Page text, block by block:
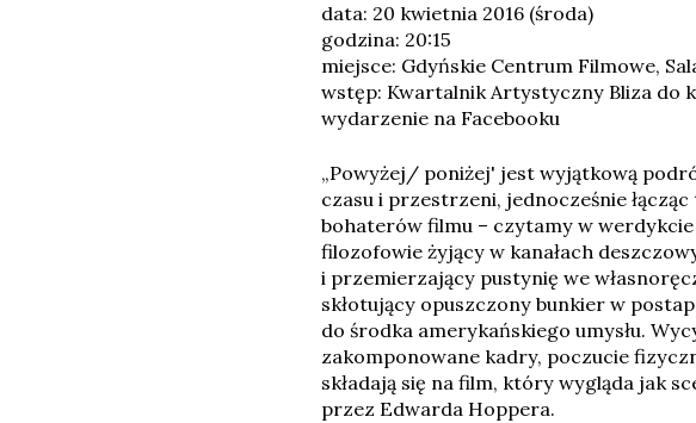
data: 20 kwietnia 2016 (środa)
godzina: 20:15
miejsce: Gdyńskie Centrum Filmowe,
wstęp: Kwartalnik Artystyczny Bliza do
wydarzenie na Facebooku
„Powyżej/ poniżej' jest wyjątkową
czasu i przestrzeni, jednocześnie
bohaterów filmu – czytamy w
filozofowie żyjący w kanałach
i przemierzający pustynię we
skłotujący opuszczony bunkier w
do środka amerykańskiego umysłu.
zakomponowane kadry, poczucie
składają się na film, który wygląda jak
przez Edwarda Hoppera.